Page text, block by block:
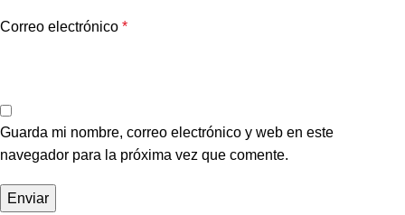
Correo electrónico *
Guarda mi nombre, correo electrónico y web en este
navegador para la próxima vez que comente.